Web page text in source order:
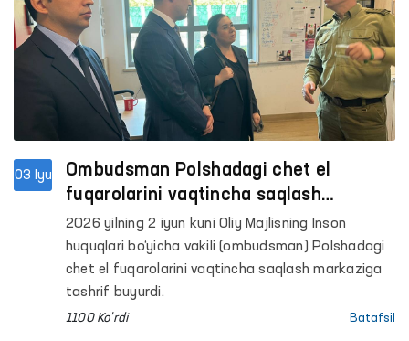
03 Iyu
Ombudsman Polshadagi chet el
fuqarolarini vaqtincha saqlash
markazida fuqarolarimiz bilan ko‘rishib,
sharoitlar bilan tanishdi
2026 yilning 2 iyun kuni Oliy Majlisning Inson
huquqlari bo‘yicha vakili (ombudsman) Polshadagi
chet el fuqarolarini vaqtincha saqlash markaziga
tashrif buyurdi.
1100 Ko'rdi Batafsil